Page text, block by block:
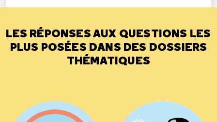
LES RÉPONSES AUX QUESTIONS LES
PLUS POSÉES DANS DES DOSSIERS
THÉMATIQUES